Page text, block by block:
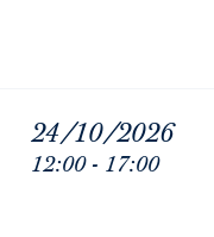
24/10/2026
12:00 - 17:00